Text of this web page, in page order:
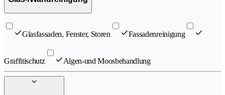
Glasfassaden, Fenster, Storen Fassadenreinigung
Graffitischutz Algen-und Moosbehandlung